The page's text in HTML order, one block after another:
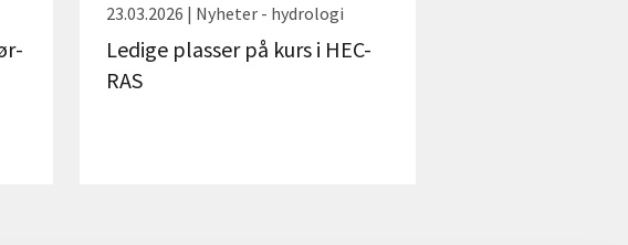
23.03.2026 | Nyheter - hydrologi
Ledige plasser på kurs i HEC-
RAS